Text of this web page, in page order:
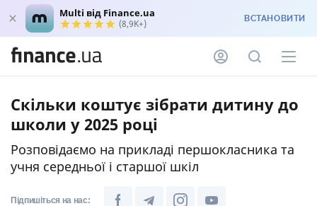
Multi від Finance.ua
(8,9K+) ВСТАНОВИТИ
Скільки коштує зібрати дитину до
школи у 2025 році
Розповідаємо на прикладі першокласника та
учня середньої і старшої шкіл
Підпишіться на нас: